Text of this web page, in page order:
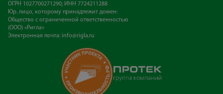
ОГРН 1027700271290; ИНН 7724211288
Юр. лицо, которому принадлежит домен:
Общество с ограниченной ответственностью
(ООО) «Ригла»
Электронная почта: info@rigla.ru